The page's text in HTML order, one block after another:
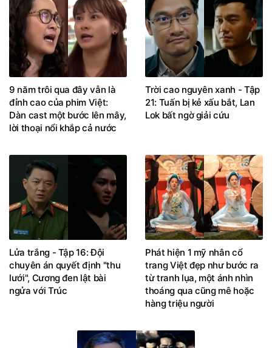
9 năm trôi qua đây vẫn là
đỉnh cao của phim Việt:
Dàn cast một bước lên mây,
lời thoại nổi khắp cả nước
Trời cao nguyên xanh - Tập
21: Tuấn bị kẻ xấu bắt, Lan
Lok bất ngờ giải cứu
Lửa trắng - Tập 16: Đội
chuyên án quyết định "thu
lưới", Cương đen lật bài
ngửa với Trúc
Phát hiện 1 mỹ nhân cổ
trang Việt đẹp như bước ra
từ tranh lụa, một ánh nhìn
thoáng qua cũng mê hoặc
hàng triệu người